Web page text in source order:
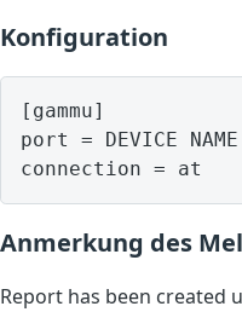
Konfiguration
[gammu]
port = DEVICE NAME
Anmerkung des
Report has been created